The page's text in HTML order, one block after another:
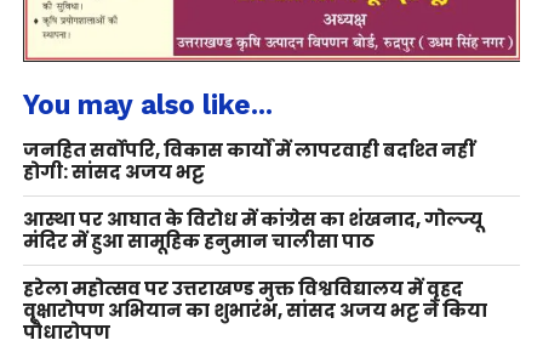
You may also like...
जनहित सर्वोपरि, विकास कार्यों में लापरवाही बर्दाश्त नहीं
होगी: सांसद अजय भट्ट
आस्था पर आघात के विरोध में कांग्रेस का शंखनाद, गोल्ज्यू
मंदिर में हुआ सामूहिक हनुमान चालीसा पाठ
हरेला महोत्सव पर उत्तराखण्ड मुक्त विश्वविद्यालय में वृहद
वृक्षारोपण अभियान का शुभारंभ, सांसद अजय भट्ट ने किया
पौधारोपण